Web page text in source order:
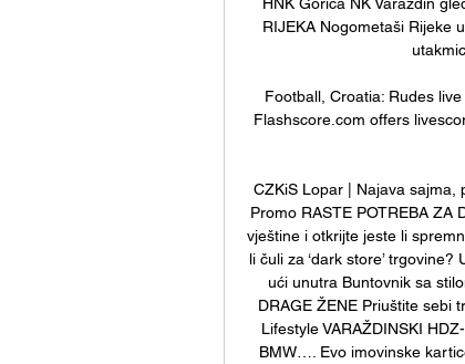
RIJEKA Nogometaši Rijeke
Football, Croatia: Rudes
Flashscore.com offers
CZKiS Lopar | Najava sajma,
Promo RASTE POTREBA ZA
vještine i otkrijte jeste li
li čuli za ‘dark store’
ući unutra Buntovnik sa
DRAGE ŽENE Priuštite sebi
Lifestyle VARAŽDINSKI
BMW…. Evo imovinske